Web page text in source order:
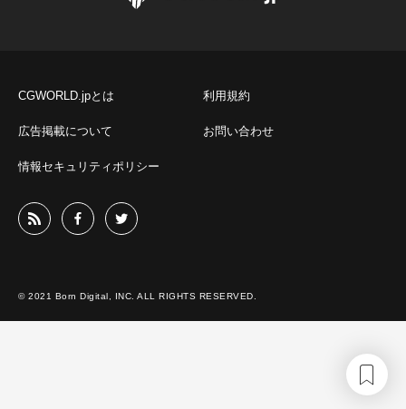
CGWORLD.jpとは 利用規約
広告掲載について お問い合わせ
情報セキュリティポリシー
© 2021 Born Digital, INC. ALL RIGHTS RESERVED.